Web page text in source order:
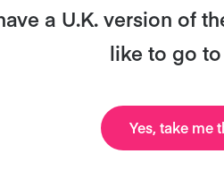
BONIATO
a U.K. version of
like to go
Yes, take me